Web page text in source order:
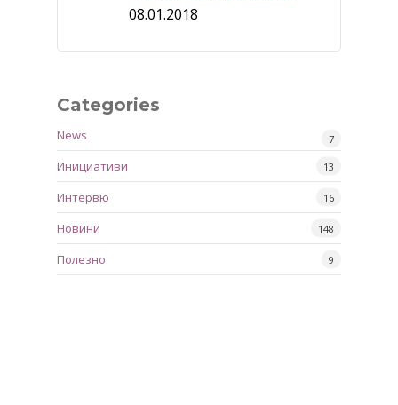
08.01.2018
Categories
News 7
Инициативи 13
Интервю 16
Новини 148
Полезно 9